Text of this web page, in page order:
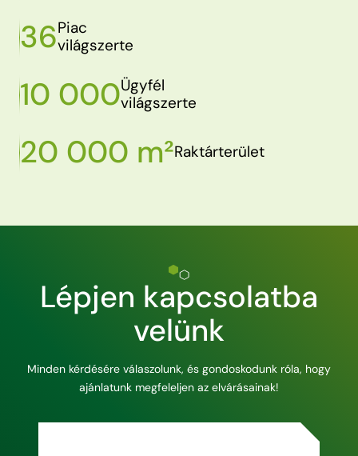
36Piac
világszerte
10 000Ügyfél
világszerte
20 000 m²Raktárterület
Lépjen kapcsolatba
velünk
Minden kérdésére válaszolunk, és gondoskodunk róla, hogy
ajánlatunk megfeleljen az elvárásainak!